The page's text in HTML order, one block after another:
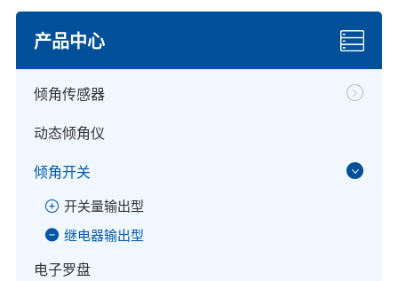
产品中心
倾角传感器
动态倾角仪
倾角开关
开关量输出型
继电器输出型
电子罗盘